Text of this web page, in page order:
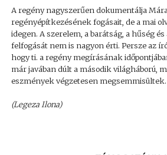
A regény nagyszerűen dokumentálja
regényépítkezésének fogásait, de a mai
idegen. A szerelem, a barátság, a hűség
felfogását nem is nagyon érti. Persze az
hogy ti. a regény megírásának
már javában dúlt a második világháború,
eszmények végzetesen megsemmisültek.
(Legeza Ilona)